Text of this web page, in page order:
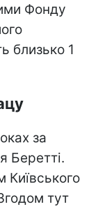
Фонду
близько 1
за
Беретті.
Київського
тут